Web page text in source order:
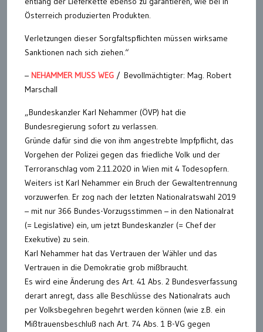
Österreich produzierten Produkten.
Verletzungen dieser Sorgfaltspflichten müssen wirksame
Sanktionen nach sich ziehen.“
– NEHAMMER MUSS WEG / Bevollmächtigter: Mag. Robert
Marschall
„Bundeskanzler Karl Nehammer (ÖVP) hat die
Bundesregierung sofort zu verlassen.
Gründe dafür sind die von ihm angestrebte Impfpflicht, das
Vorgehen der Polizei gegen das friedliche Volk und der
Terroranschlag vom 2.11.2020 in Wien mit 4 Todesopfern.
Weiters ist Karl Nehammer ein Bruch der Gewaltentrennung
vorzuwerfen. Er zog nach der letzten Nationalratswahl 2019
– mit nur 366 Bundes-Vorzugsstimmen – in den Nationalrat
(= Legislative) ein, um jetzt Bundeskanzler (= Chef der
Exekutive) zu sein.
Karl Nehammer hat das Vertrauen der Wähler und das
Vertrauen in die Demokratie grob mißbraucht.
Es wird eine Änderung des Art. 41 Abs. 2 Bundesverfassung
derart anregt, dass alle Beschlüsse des Nationalrats auch
per Volksbegehren begehrt werden können (wie z.B. ein
Mißtrauensbeschluß nach Art. 74 Abs. 1 B-VG gegen